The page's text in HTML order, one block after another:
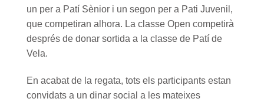
un per a Patí Sènior i un segon per a Pati Juvenil,
que competiran alhora. La classe Open competirà
després de donar sortida a la classe de Patí de
Vela.
En acabat de la regata, tots els participants estan
convidats a un dinar social a les mateixes